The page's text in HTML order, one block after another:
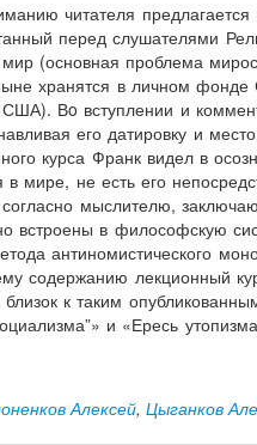
читателя
перед слушателями
(основная проблема
хранятся в личном
США). Вo вступлении и
его датировку и
курса Франк видел в
в мире, не есть его
мыслителю,
встроены в философскую
антиномистического
содержанию лекционный
к таким
и «Ересь
Алексей, Цыганков